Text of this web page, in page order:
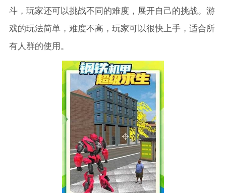
斗，玩家还可以挑战不同的难度，展开自己的挑战。游
戏的玩法简单，难度不高，玩家可以很快上手，适合所
有人群的使用。